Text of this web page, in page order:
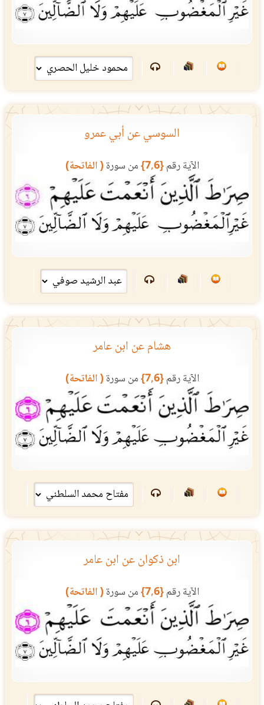
السوسي عن أبي عمرو
الآية رقم{7,6} من سورة( الفاتحة)
هشام عن ابن عامر
الآية رقم{7,6} من سورة( الفاتحة)
ابن ذكوان عن ابن عامر
الآية رقم{7,6} من سورة( الفاتحة)